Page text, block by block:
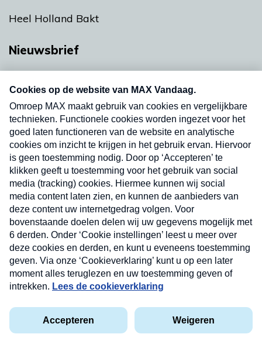
Heel Holland Bakt
Nieuwsbrief
nieuwsbrief. Elke vrijdag- en dinsdagochtend in
uw mailbox.
Verzend
Privacyverklaring
Cookieverklaring
Kwetsbaarheid melden
Nieuwsbrief
Neem hier een gratis abonnement op onze
nieuwsbrief. Elke vrijdag- en dinsdagochtend in uw